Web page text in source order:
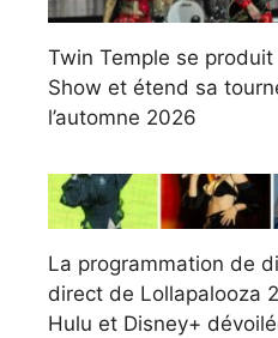
Twin Temple se produit
Show et étend sa
l’automne 2026
La programmation de
direct de Lollapalooza
Hulu et Disney+